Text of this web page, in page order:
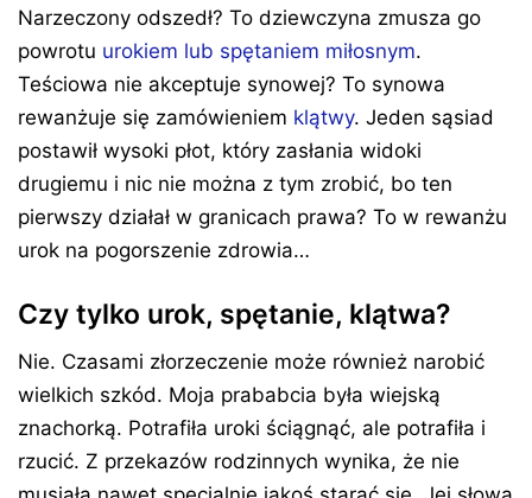
Narzeczony odszedł? To dziewczyna zmusza go
powrotu urokiem lub spętaniem miłosnym.
Teściowa nie akceptuje synowej? To synowa
rewanżuje się zamówieniem klątwy. Jeden sąsiad
postawił wysoki płot, który zasłania widoki
drugiemu i nic nie można z tym zrobić, bo ten
pierwszy działał w granicach prawa? To w rewanżu
urok na pogorszenie zdrowia…
Czy tylko urok, spętanie, klątwa?
Nie. Czasami złorzeczenie może również narobić
wielkich szkód. Moja prababcia była wiejską
znachorką. Potrafiła uroki ściągnąć, ale potrafiła i
rzucić. Z przekazów rodzinnych wynika, że nie